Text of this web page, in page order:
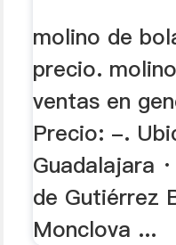
molino de
precio.
ventas en
Precio: -.
Guadalajara
de Gutiérrez
Monclova ...